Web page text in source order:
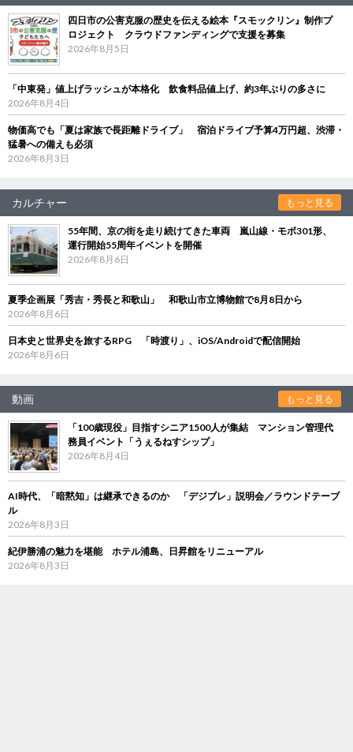
四日市の公害克服の歴史を伝える絵本『スモックリン』制作プ
ロジェクト クラウドファンディングで支援を募集
2026年8月5日
「中東発」値上げラッシュが本格化 飲食料品値上げ、約3年ぶりの多さに
2026年8月4日
物価高でも「夏は家族で長距離ドライブ」 宿泊ドライブ予算4万円超、渋滞・
猛暑への備えも必須
2026年8月3日
カルチャー もっと見る
55年間、京の街を走り続けてきた車両 嵐山線・モボ301形、
運行開始55周年イベントを開催
2026年8月6日
夏季企画展「秀吉・秀長と和歌山」 和歌山市立博物館で8月8日から
2026年8月6日
日本史と世界史を旅するRPG 「時渡り」、iOS/Androidで配信開始
2026年8月6日
動画 もっと見る
「100歳現役」目指すシニア1500人が集結 マンション管理代
務員イベント「うぇるねすシップ」
2026年8月4日
AI時代、「暗黙知」は継承できるのか 「デジブレ」説明会／ラウンドテーブ
ル
2026年8月3日
紀伊勝浦の魅力を堪能 ホテル浦島、日昇館をリニューアル
2026年8月3日